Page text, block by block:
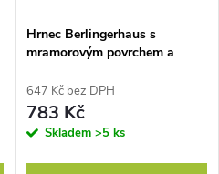
Hrnec Berlingerhaus s
mramorovým povrchem a
Metallic Line BH-1256
647 Kč bez DPH
783 Kč
Skladem >5 ks